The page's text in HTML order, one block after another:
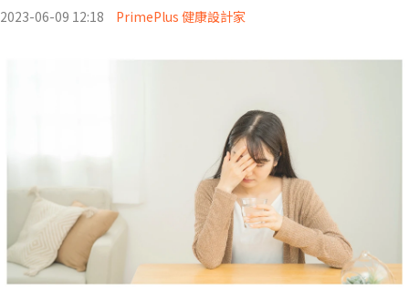
2023-06-09 12:18 PrimePlus 健康設計家